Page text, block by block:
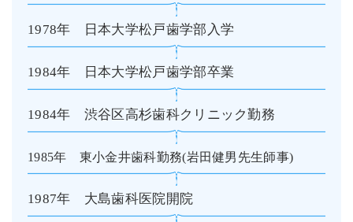
1978年　日本大学松戸歯学部入学
1984年　日本大学松戸歯学部卒業
1984年　渋谷区高杉歯科クリニック勤務
1985年　東小金井歯科勤務(岩田健男先生師事)
1987年　大島歯科医院開院